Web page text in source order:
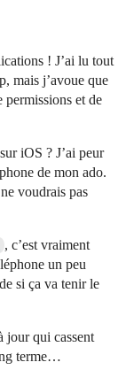
! J’ai lu tout
mais j’avoue que
permissions et de
iOS ? J’ai peur
de mon ado.
voudrais pas
, c’est vraiment
un peu
si ça va tenir le
jour qui cassent
terme…